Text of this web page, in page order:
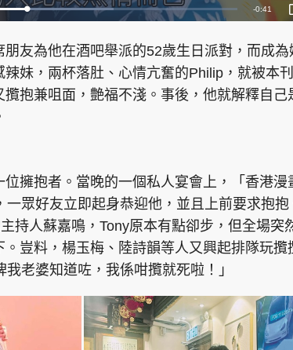
工
L
e
d
:
6
4
.
0
2
R
m
a
i
n
g
T
i
-0:40
朋友為他在酒吧舉派的52歲生日派對，而成
妹，兩杯落肚、心情亢奮的Philip，就被本
抱兼咀面，艶福不淺。事後，他就解釋自己
位擁抱者。當晚的一個私人宴會上，「香港漫
一眾好友立即起身恭迎他，並且上前要求抱抱
持人蘇嘉鳴，Tony原本有點卻步，但全場突
豈料，楊玉梅、陸詩韻等人又興起排隊玩攬
老婆知道咗，我係咁攬就死啦！」